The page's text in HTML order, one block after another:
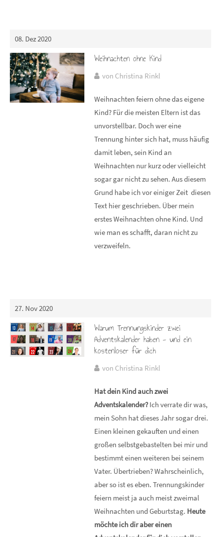
08. Dez 2020
Weihnachten ohne Kind
von Christina Rinkl
Weihnachten feiern ohne das eigene
Kind? Für die meisten Eltern ist das
unvorstellbar. Doch wer eine
Trennung hinter sich hat, muss häufig
damit leben, sein Kind an
Weihnachten nur kurz oder vielleicht
sogar gar nicht zu sehen. Aus diesem
Grund habe ich vor einiger Zeit diesen
Text hier geschrieben. Über mein
erstes Weihnachten ohne Kind. Und
wie man es schafft, daran nicht zu
verzweifeln.
27. Nov 2020
Warum Trennungskinder zwei
Adventskalender haben - und ein
kostenloser für dich
von Christina Rinkl
Hat dein Kind auch zwei
Adventskalender?Ich verrate dir was,
mein Sohn hat dieses Jahr sogar drei.
Einen kleinen gekauften und einen
großen selbstgebastelten bei mir und
bestimmt einen weiteren bei seinem
Vater. Übertrieben? Wahrscheinlich,
aber so ist es eben. Trennungskinder
feiern meist ja auch meist zweimal
Weihnachten und Geburtstag. Heute
möchte ich dir aber einen